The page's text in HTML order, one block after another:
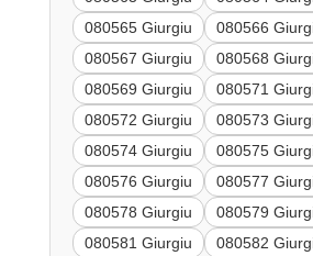
080565 Giurgiu
080566
080567 Giurgiu
080568
080569 Giurgiu
080571
080572 Giurgiu
080573
080574 Giurgiu
080575
080576 Giurgiu
080577
080578 Giurgiu
080579
080581 Giurgiu
080582